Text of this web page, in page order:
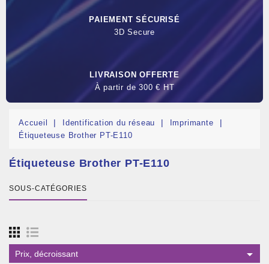
PAIEMENT SÉCURISÉ
3D Secure
LIVRAISON OFFERTE
À partir de 300 € HT
Accueil Identification du réseau
Imprimante
Étiqueteuse Brother PT-E110
Étiqueteuse Brother PT-E110
SOUS-CATÉGORIES
Prix, décroissant 